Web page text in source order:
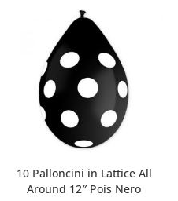
10 Palloncini in Lattice All
Around 12″ Pois Nero